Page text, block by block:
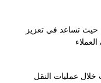
حيث تساعد في تعزيز
خلال عمليات النقل